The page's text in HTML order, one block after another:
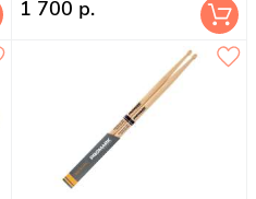
1 700 р.